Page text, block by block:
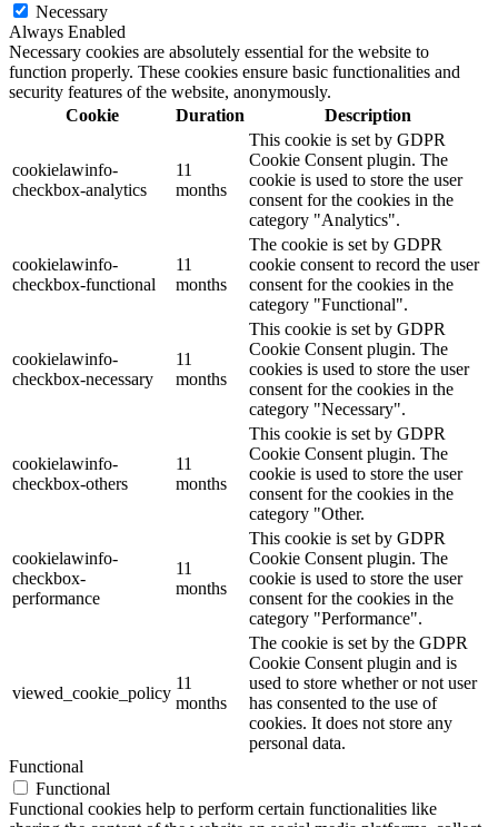
Necessary
Always Enabled
Necessary cookies are absolutely essential for the website to
function properly. These cookies ensure basic functionalities and
security features of the website, anonymously.
Cookie
Duration Description
cookielawinfo-
checkbox-analytics
11
months
This cookie is set by GDPR
Cookie Consent plugin. The
cookie is used to store the user
consent for the cookies in the
category "Analytics".
cookielawinfo-
checkbox-functional
11
months
The cookie is set by GDPR
cookie consent to record the user
consent for the cookies in the
category "Functional".
cookielawinfo-
checkbox-necessary
11
months
This cookie is set by GDPR
Cookie Consent plugin. The
cookies is used to store the user
consent for the cookies in the
category "Necessary".
cookielawinfo-
checkbox-others
11
months
This cookie is set by GDPR
Cookie Consent plugin. The
cookie is used to store the user
consent for the cookies in the
category "Other.
cookielawinfo-
checkbox-
performance
11
months
This cookie is set by GDPR
Cookie Consent plugin. The
cookie is used to store the user
consent for the cookies in the
category "Performance".
viewed_cookie_policy
11
months
The cookie is set by the GDPR
Cookie Consent plugin and is
used to store whether or not user
has consented to the use of
cookies. It does not store any
personal data.
Functional
Functional
Functional cookies help to perform certain functionalities like